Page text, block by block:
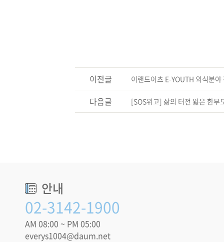
이전글 이랜드이츠 E-YOUTH 외식분
다음글 [SOS위고] 삶의 터전 잃은 한
안내
02-3142-1900
AM 08:00 ~ PM 05:00
everys1004@daum.net